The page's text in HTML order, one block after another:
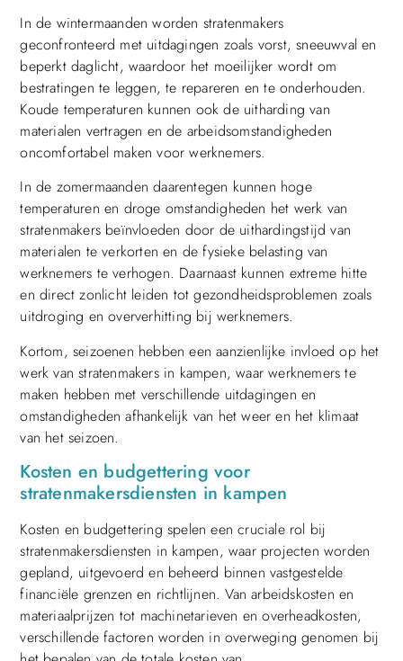
In de wintermaanden worden stratenmakers
geconfronteerd met uitdagingen zoals vorst, sneeuwval en
beperkt daglicht, waardoor het moeilijker wordt om
bestratingen te leggen, te repareren en te onderhouden.
Koude temperaturen kunnen ook de uitharding van
materialen vertragen en de arbeidsomstandigheden
oncomfortabel maken voor werknemers.
In de zomermaanden daarentegen kunnen hoge
temperaturen en droge omstandigheden het werk van
stratenmakers beïnvloeden door de uithardingstijd van
materialen te verkorten en de fysieke belasting van
werknemers te verhogen. Daarnaast kunnen extreme hitte
en direct zonlicht leiden tot gezondheidsproblemen zoals
uitdroging en oververhitting bij werknemers.
Kortom, seizoenen hebben een aanzienlijke invloed op het
werk van stratenmakers in kampen, waar werknemers te
maken hebben met verschillende uitdagingen en
omstandigheden afhankelijk van het weer en het klimaat
van het seizoen.
Kosten en budgettering voor
stratenmakersdiensten in kampen
Kosten en budgettering spelen een cruciale rol bij
stratenmakersdiensten in kampen, waar projecten worden
gepland, uitgevoerd en beheerd binnen vastgestelde
financiële grenzen en richtlijnen. Van arbeidskosten en
materiaalprijzen tot machinetarieven en overheadkosten,
verschillende factoren worden in overweging genomen bij